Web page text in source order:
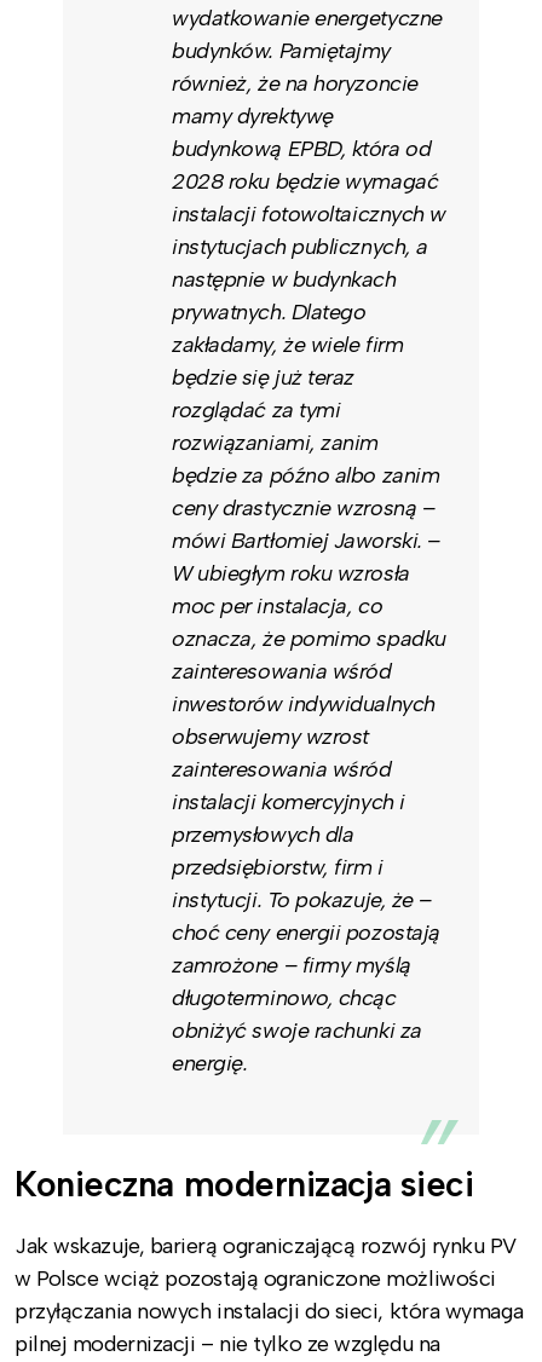
wydatkowanie energetyczne
budynków. Pamiętajmy
również, że na horyzoncie
mamy dyrektywę
budynkową EPBD, która od
2028 roku będzie wymagać
instalacji fotowoltaicznych w
instytucjach publicznych, a
następnie w budynkach
prywatnych. Dlatego
zakładamy, że wiele firm
będzie się już teraz
rozglądać za tymi
rozwiązaniami, zanim
będzie za późno albo zanim
ceny drastycznie wzrosną –
mówi Bartłomiej Jaworski. –
W ubiegłym roku wzrosła
moc per instalacja, co
oznacza, że pomimo spadku
zainteresowania wśród
inwestorów indywidualnych
obserwujemy wzrost
zainteresowania wśród
instalacji komercyjnych i
przemysłowych dla
przedsiębiorstw, firm i
instytucji. To pokazuje, że –
choć ceny energii pozostają
zamrożone – firmy myślą
długoterminowo, chcąc
obniżyć swoje rachunki za
energię.
Konieczna modernizacja sieci
Jak wskazuje, barierą ograniczającą rozwój rynku PV
w Polsce wciąż pozostają ograniczone możliwości
przyłączania nowych instalacji do sieci, która wymaga
pilnej modernizacji – nie tylko ze względu na